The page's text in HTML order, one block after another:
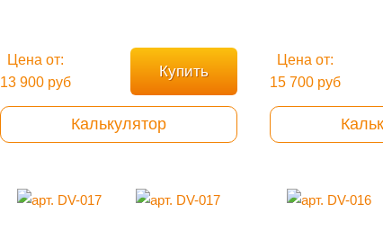
Цена от:
13 900 руб
Купить
Калькулятор
Цена от:
15 700 руб